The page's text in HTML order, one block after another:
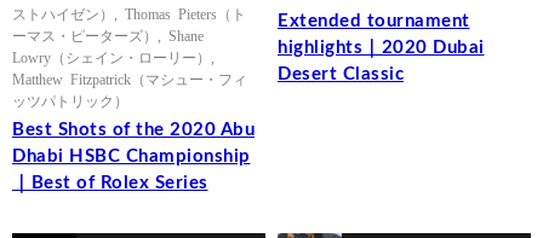
ストハイゼン）
Thomas Pieters（ト
ーマス・ピーターズ）
Shane
Lowry（シェイン・ローリー）
Matthew Fitzpatrick（マシュー・フィ
ッツパトリック）
Best Shots of the 2020 Abu
Dhabi HSBC Championship
｜Best of Rolex Series
Extended tournament
highlights｜2020 Dubai
Desert Classic